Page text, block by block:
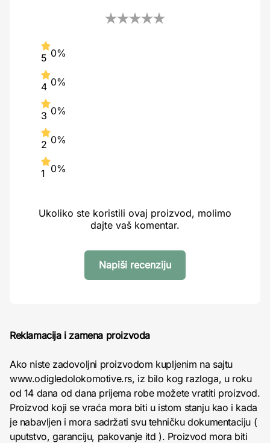
5 0%
4 0%
3 0%
2 0%
1 0%
Ukoliko ste koristili ovaj proizvod, molimo
dajte vaš komentar.
Napiši recenziju
Reklamacija i zamena proizvoda
Ako niste zadovoljni proizvodom kupljenim na sajtu
www.odigledolokomotive.rs, iz bilo kog razloga, u roku
od 14 dana od dana prijema robe možete vratiti proizvod.
Proizvod koji se vraća mora biti u istom stanju kao i kada
je nabavljen i mora sadržati svu tehničku dokumentaciju (
uputstvo, garanciju, pakovanje itd ). Proizvod mora biti